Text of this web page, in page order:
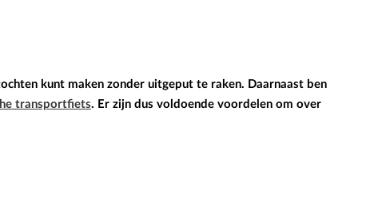
kunt maken zonder uitgeput te raken. Daarnaast ben
transportfiets. Er zijn dus voldoende voordelen om over